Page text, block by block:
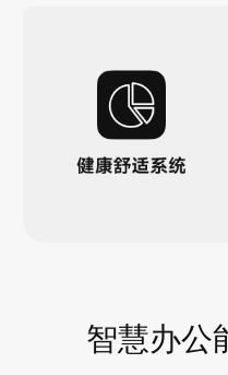
智慧办公